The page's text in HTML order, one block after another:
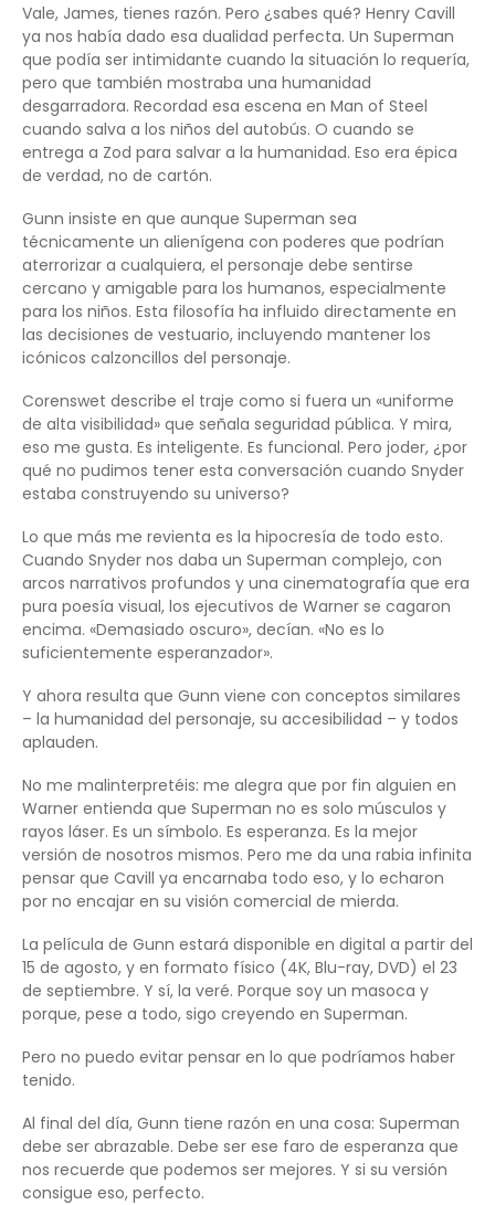
Vale, James, tienes razón. Pero ¿sabes qué? Henry Cavill
ya nos había dado esa dualidad perfecta. Un Superman
que podía ser intimidante cuando la situación lo requería,
pero que también mostraba una humanidad
desgarradora. Recordad esa escena en Man of Steel
cuando salva a los niños del autobús. O cuando se
entrega a Zod para salvar a la humanidad. Eso era épica
de verdad, no de cartón.
Gunn insiste en que aunque Superman sea
técnicamente un alienígena con poderes que podrían
aterrorizar a cualquiera, el personaje debe sentirse
cercano y amigable para los humanos, especialmente
para los niños. Esta filosofía ha influido directamente en
las decisiones de vestuario, incluyendo mantener los
icónicos calzoncillos del personaje.
Corenswet describe el traje como si fuera un «uniforme
de alta visibilidad» que señala seguridad pública. Y mira,
eso me gusta. Es inteligente. Es funcional. Pero joder, ¿por
qué no pudimos tener esta conversación cuando Snyder
estaba construyendo su universo?
Lo que más me revienta es la hipocresía de todo esto.
Cuando Snyder nos daba un Superman complejo, con
arcos narrativos profundos y una cinematografía que era
pura poesía visual, los ejecutivos de Warner se cagaron
encima. «Demasiado oscuro», decían. «No es lo
suficientemente esperanzador».
Y ahora resulta que Gunn viene con conceptos similares
– la humanidad del personaje, su accesibilidad – y todos
aplauden.
No me malinterpretéis: me alegra que por fin alguien en
Warner entienda que Superman no es solo músculos y
rayos láser. Es un símbolo. Es esperanza. Es la mejor
versión de nosotros mismos. Pero me da una rabia infinita
pensar que Cavill ya encarnaba todo eso, y lo echaron
por no encajar en su visión comercial de mierda.
La película de Gunn estará disponible en digital a partir del
15 de agosto, y en formato físico (4K, Blu-ray, DVD) el 23
de septiembre. Y sí, la veré. Porque soy un masoca y
porque, pese a todo, sigo creyendo en Superman.
Pero no puedo evitar pensar en lo que podríamos haber
tenido.
Al final del día, Gunn tiene razón en una cosa: Superman
debe ser abrazable. Debe ser ese faro de esperanza que
nos recuerde que podemos ser mejores. Y si su versión
consigue eso, perfecto.